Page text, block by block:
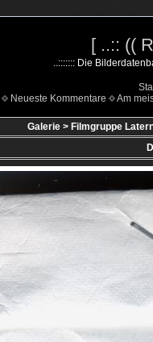
[ ..:: ((
..::::::: Die
Neueste Kommentare Am
Galerie > Filmgruppe